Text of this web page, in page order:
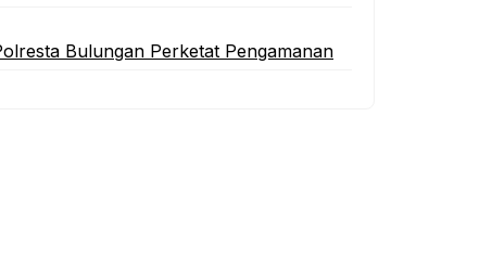
Bulungan Perketat Pengamanan